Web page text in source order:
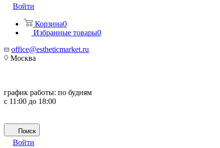
Войти
Корзина0
Избранные товары0
office@estheticmarket.ru
Москва
график работы: по будням
с 11:00 до 18:00
Поиск
Войти